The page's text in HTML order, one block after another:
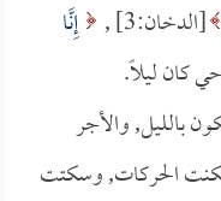
[الدخان:3] ,
إِنَّا
بالليل, والأجر
سكنت الحركات, وسكتت